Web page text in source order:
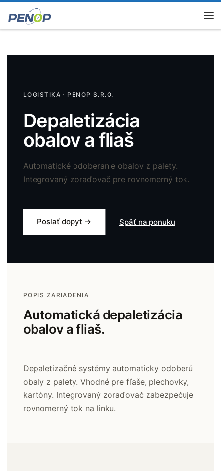
Skip to content
LOGISTIKA · PENOP S.R.O.
Depaletizácia
obalov a fliaš
Automatické odoberanie obalov z palety.
Integrovaný zoraďovač pre rovnomerný tok.
Poslať dopyt → Späť na ponuku
POPIS ZARIADENIA
Automatická depaletizácia
obalov a fliaš.
Depaletizačné systémy automaticky odoberú
obaly z palety. Vhodné pre fľaše, plechovky,
kartóny. Integrovaný zoraďovač zabezpečuje
rovnomerný tok na linku.